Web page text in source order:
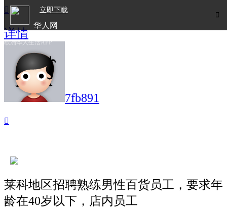

立即下载
华人网
欧洲华人生活APP

详情
7fb891

莱科地区招聘熟练男性百货员工，要求年
龄在40岁以下，店内员工